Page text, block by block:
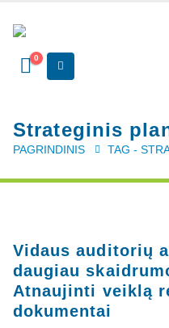
0
Strateginis
PAGRINDINIS TAG -
Vidaus auditorių
daugiau
Atnaujinti veiklą
dokumentai
SERTIFIKATAI
CRMA Medžiaga
info@vaa.lt